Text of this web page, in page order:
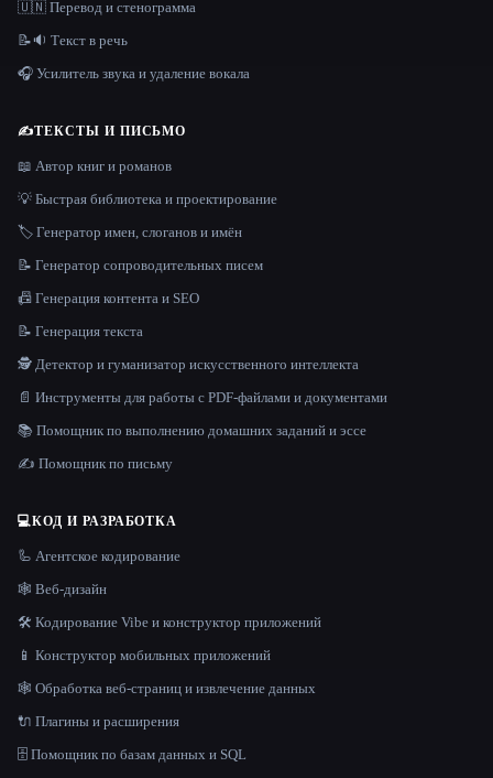
🇺🇳 Перевод и стенограмма
📝🔉 Текст в речь
🎧 Усилитель звука и удаление вокала
✍️ТЕКСТЫ И ПИСЬМО
📖 Автор книг и романов
💡 Быстрая библиотека и проектирование
🏷️ Генератор имен, слоганов и имён
📝 Генератор сопроводительных писем
📠 Генерация контента и SEO
📝 Генерация текста
🕵️ Детектор и гуманизатор искусственного интеллекта
📄 Инструменты для работы с PDF-файлами и документами
📚 Помощник по выполнению домашних заданий и эссе
✍️ Помощник по письму
💻КОД И РАЗРАБОТКА
🦾 Агентское кодирование
🕸 Веб-дизайн
🛠️ Кодирование Vibe и конструктор приложений
📱 Конструктор мобильных приложений
🕸️ Обработка веб-страниц и извлечение данных
🔌 Плагины и расширения
🗄️ Помощник по базам данных и SQL